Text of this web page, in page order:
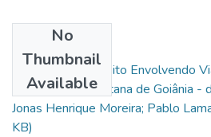
No
Thumbnail
Available
Acidente de Trânsito Envolvendo
Região Metropolitana de Goiânia -
Jonas Henrique Moreira; Pablo
KB)